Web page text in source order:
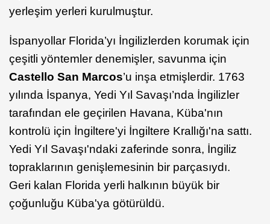
yerleşim yerleri kurulmuştur.
İspanyollar Florida’yı İngilizlerden korumak için
çeşitli yöntemler denemişler, savunma için
Castello San Marcos’u inşa etmişlerdir. 1763
yılında İspanya, Yedi Yıl Savaşı’nda İngilizler
tarafından ele geçirilen Havana, Küba'nın
kontrolü için İngiltere'yi İngiltere Krallığı'na sattı.
Yedi Yıl Savaşı'ndaki zaferinde sonra, İngiliz
topraklarının genişlemesinin bir parçasıydı.
Geri kalan Florida yerli halkının büyük bir
çoğunluğu Küba'ya götürüldü.